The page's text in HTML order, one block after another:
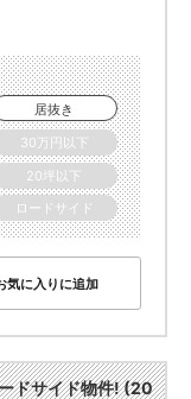
居抜き
30万円以下
20坪以下
ロードサイド
気に入りに追加
ドサイド物件! (20